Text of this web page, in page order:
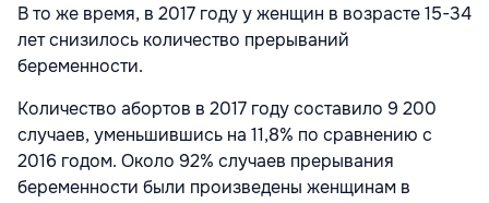
В то же время, в 2017 году у женщин в возрасте 15-34
лет снизилось количество прерываний
беременности.
Количество абортов в 2017 году составило 9 200
случаев, уменьшившись на 11,8% по сравнению с
2016 годом. Около 92% случаев прерывания
беременности были произведены женщинам в